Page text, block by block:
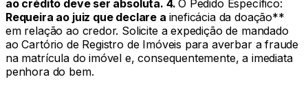
ao crédito deve ser absoluta. 4.O Pedido Específico:
Requeira ao juiz que declare a ineficácia da doação**
em relação ao credor. Solicite a expedição de mandado
ao Cartório de Registro de Imóveis para averbar a fraude
na matrícula do imóvel e, consequentemente, a imediata
penhora do bem.